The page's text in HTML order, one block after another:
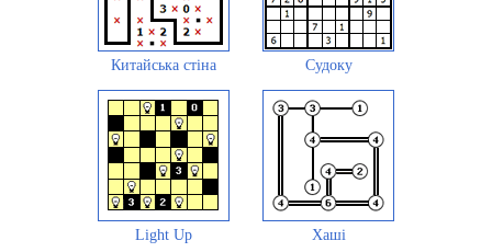
Китайська стіна Судоку
Light Up Хаші